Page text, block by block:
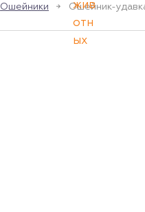
Ошейники Ошейник-